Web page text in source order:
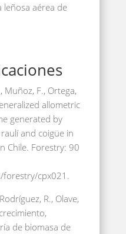
leñosa aérea de
Muñoz, F., Ortega,
allometric
generated by
and coigüe in
Chile. Forestry: 90
cpx021.
R., Olave,
de biomasa de